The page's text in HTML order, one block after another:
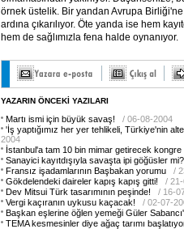
örnek üstelik. Bir yandan Avrupa Birliği'ne
ardına çıkarılıyor. Öte yanda ise hem
hem de sağlımızla fena halde oynanıyor.
YAZARIN ÖNCEKİ YAZILARI
Martı ismi için büyük savaş!
/ 06-08-2004
'İş yaptığımız her yer tehlikeli, Türkiye'nin
2004
İstanbul'a tam 10 bin mimar getirecek kongre
Sanayici kayıtdışıyla savaşta ipi göğüsler mi?
Fransız işadamlarının Başbakan yorumu
/
Gökdelendeki daireler kapış kapış gitti!
/
Dev Mitsui Türk tasarımının peşinde!
/ 16-
Vergi kaçıranın uykusu kaçacak!
/ 02-07-
Başkan eşlerine öğlen yemeği Güler
TEMA kesmesinler diye ağaç tarımı